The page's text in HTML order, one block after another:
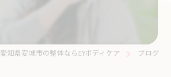
愛知県安城市の整体ならEYボディケア ブログ